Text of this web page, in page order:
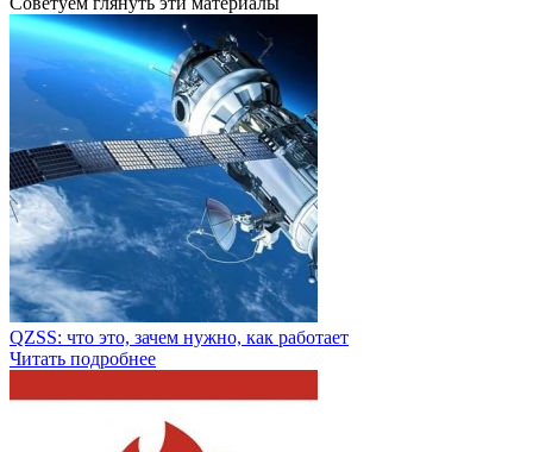
QZSS: что это, зачем нужно, как работает
Читать подробнее